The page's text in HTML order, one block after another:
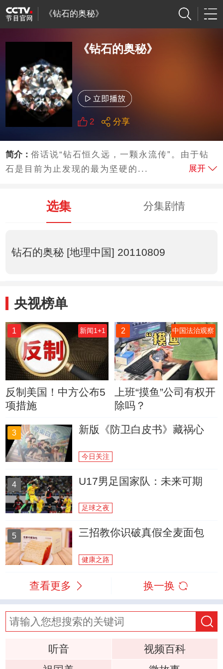
《钻石的奥秘》
《钻石的奥秘》
2 分享
简介：俗话说“钻石恒久远，一颗永流传”。由于钻
石是目前为止发现的最为坚硬的...
展开
选集 分集剧情
钻石的奥秘 [地理中国] 20110809
央视榜单
1 新闻1+1
反制美国！中方公布5
项措施
2 中国法治观察
上班“摸鱼”公司有权开
除吗？
3 新版《防卫白皮书》藏祸心
今日关注
4 U17男足国家队：未来可期
足球之夜
5 三招教你识破真假全麦面包
健康之路
查看更多 换一换
听音
视频百科